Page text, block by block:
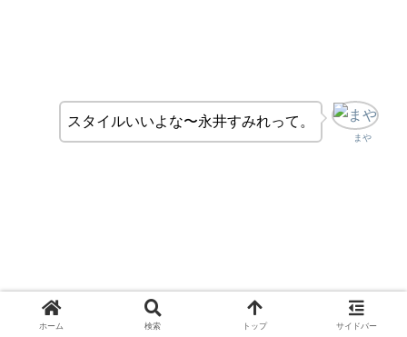
まや
スタイルいいよな〜永井すみれって。
ホーム 検索 トップ サイドバー